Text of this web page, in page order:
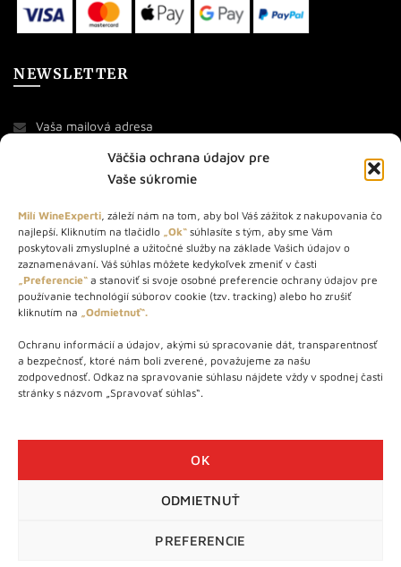
Väčšia ochrana údajov pre
Vaše súkromie
Milí WineExperti, záleží nám na tom, aby bol Váš zážitok z nakupovania čo
najlepší. Kliknutím na tlačidlo „Ok“ súhlasíte s tým, aby sme Vám
poskytovali zmysluplné a užitočné služby na základe Vašich údajov o
zaznamenávaní. Váš súhlas môžete kedykoľvek zmeniť v časti
„Preferencie“ a stanoviť si svoje osobné preferencie ochrany údajov pre
používanie technológií súborov cookie (tzv. tracking) alebo ho zrušiť
kliknutím na „Odmietnuť“.
Ochranu informácií a údajov, akými sú spracovanie dát, transparentnosť
a bezpečnosť, ktoré nám boli zverené, považujeme za našu
zodpovednosť. Odkaz na spravovanie súhlasu nájdete vždy v spodnej časti
stránky s názvom „Spravovať súhlas“.
OK
ODMIETNUŤ
PREFERENCIE
NEWSLETTER
O NÁS
STORE – obchod s vínom a destilátmi od roku 2010. Na našej
webovej stránke predávame viac ako 1000+ značkových
produktov.
Info tel.: +421 917 779 888
Vínotéka: +421 917 888 879
Vínotéka: Bratislavská 49/B, Bratislava 841 06
info@wineexpert.sk